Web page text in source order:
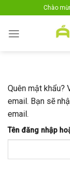
to
content
Chào
Quên mật khẩu?
email. Bạn sẽ
email.
Tên đăng nhập